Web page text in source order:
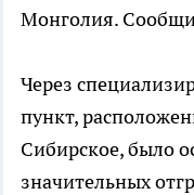
Монголия.
Через
пункт,
Сибирское, было
значительных